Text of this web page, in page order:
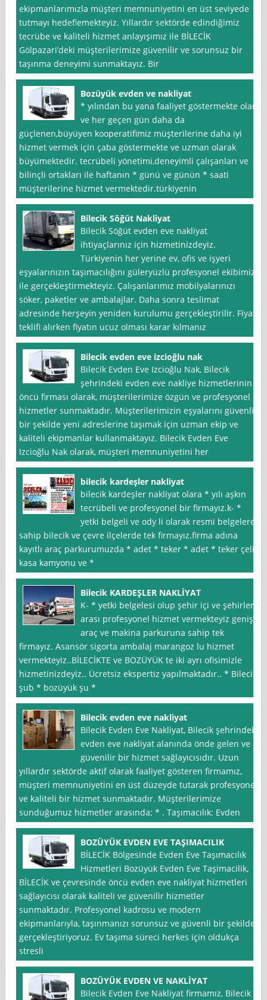
ekipmanlarımızla müşteri memnuniyetini en üst seviyede
tutmayı hedeflemekteyiz. Yıllardır sektörde edindiğimiz
tecrübe ve kaliteli hizmet anlayışımız ile BİLECİK
Gölpazari’deki müşterilerimize güvenilir ve sorunsuz bir
taşınma deneyimi sunmaktayız. Bir
Bozüyük evden ve nakliyat
* yılından bu yana faaliyet göstermekte olan
ve her geçen gün daha da
güçlenen,büyüyen kooperatifimiz müşterilerine daha iyi
hizmet vermek için çaba göstermekte ve uzman olarak
büyümektedir. tecrübeli yönetimi,deneyimli çalışanları ve
bilinçli ortakları ile haftanın * günü ve günün * saati
müşterilerine hizmet vermektedir.türkiyenin
Bilecik Söğüt Nakliyat
Bilecik Söğüt evden eve nakliyat
ihtiyaçlarınız için hizmetinizdeyiz.
Türkiyenin her yerine ev, ofis ve işyeri
eşyalarınızın taşımacılığını güleryüzlü profesyonel ekibimiz
ile gerçekleştirmekteyiz. Çalışanlarımız mobilyalarınızı
söker, paketler ve ambalajlar. Daha sonra teslimat
adresinde herşeyin yeniden kurulumu gerçekleştirilir. Fiyat
teklifi alırken fiyatın ucuz olması karar kılmanız
Bilecik evden eve izcioğlu nak
Bilecik Evden Eve Izcioğlu Nak, Bilecik
şehrindeki evden eve nakliye hizmetlerinin
öncü firması olarak, müşterilerimize özgün ve profesyonel
hizmetler sunmaktadır. Müşterilerimizin eşyalarını güvenli
bir şekilde yeni adreslerine taşımak için uzman ekip ve
kaliteli ekipmanlar kullanmaktayız. Bilecik Evden Eve
Izcioğlu Nak olarak, müşteri memnuniyetini her
bilecik kardeşler nakliyat
bilecik kardeşler nakliyat olara * yılı aşkın
tecrübeli ve profesyonel bir firmayız.k- *
yetki belgeli ve ody li olarak resmi belgelere
sahip bilecik ve çevre ilçelerde tek firmayız.firma adına
kayıtlı araç parkurumuzda * adet * teker * adet * teker çelik
kasa kamyonu ve *
Bilecik KARDEŞLER NAKLİYAT
K- * yetki belgelesi olup şehir içi ve şehirler
arası profesyonel hizmet vermekteyiz geniş
araç ve makina parkuruna sahip tek
firmayız. Asansör sigorta ambalaj marangoz lu hizmet
vermekteyiz..BİLECİKTE ve BOZÜYÜK te iki ayrı ofisimizle
hizmetinizdeyiz.. Ücretsiz ekspertiz yapılmaktadır.. * Bilecik
şub * bozüyük şu *
Bilecik evden eve nakliyat
Bilecik Evden Eve Nakliyat, Bilecik şehrindeki
evden eve nakliyat alanında önde gelen ve
güvenilir bir hizmet sağlayıcısıdır. Uzun
yıllardır sektörde aktif olarak faaliyet gösteren firmamız,
müşteri memnuniyetini en üst düzeyde tutarak profesyonel
ve kaliteli bir hizmet sunmaktadır. Müşterilerimize
sunduğumuz hizmetler arasında; * . Taşımacılık: Evden
BOZÜYÜK EVDEN EVE TAŞIMACILIK
BİLECİK Bölgesinde Evden Eve Taşımacılık
Hizmetleri Bozüyük Evden Eve Taşimacilik,
BİLECİK ve çevresinde öncü evden eve nakliyat hizmetleri
sağlayıcısı olarak kaliteli ve güvenilir hizmetler
sunmaktadır. Profesyonel kadrosu ve modern
ekipmanlarıyla, taşınmanızı sorunsuz ve güvenli bir şekilde
gerçekleştiriyoruz. Ev taşıma süreci herkes için oldukça
stresli
BOZÜYÜK EVDEN VE NAKLİYAT
Bilecik Evden Eve Nakliyat firmamız, Bilecik